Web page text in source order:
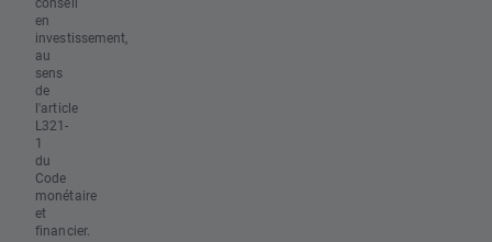
en
investissement,
au
sens
de
l'article
L321-
1
du
Code
monétaire
et
financier.